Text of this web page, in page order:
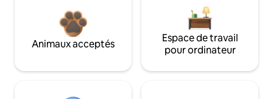
Animaux acceptés
Espace de travail
pour ordinateur